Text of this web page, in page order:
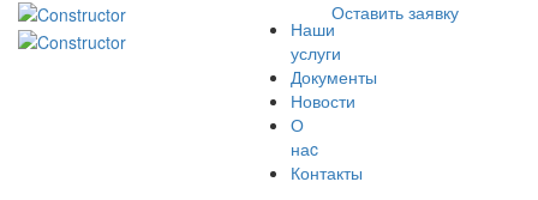
Наши
услуги
Документы
Новости
О
наc
Контакты
Оставить заявку